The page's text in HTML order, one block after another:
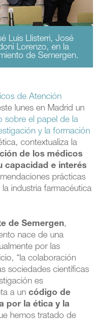
Luis Llisterri, José
Lorenzo, en la
de Semergen.
de Atención
lunes en Madrid un
sobre el papel de la
y la formación
contextualiza la
de los médicos
capacidad e interés
prácticas
industria farmacéutica
de Semergen,
nace de una
por las
“la colaboración
sociedades científicas
es
a uncódigo de
por la ética y la
hemos tratado de